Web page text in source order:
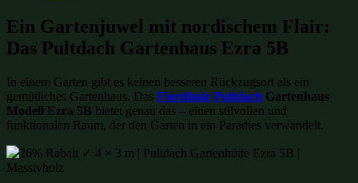
Ein Gartenjuwel mit nordischem Flair:
Das Pultdach Gartenhaus Ezra 5B
In einem Garten gibt es keinen besseren Rückzugsort als ein
gemütliches Gartenhaus. Das Fjordholz Pultdach Gartenhaus
Modell Ezra 5B bietet genau das – einen stilvollen und
funktionalen Raum, der den Garten in ein Paradies verwandelt.